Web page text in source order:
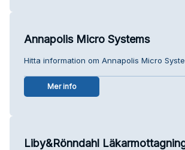
Annapolis Micro Systems
Hitta information om Annapolis Micro
Mer info
Liby&Rönndahl